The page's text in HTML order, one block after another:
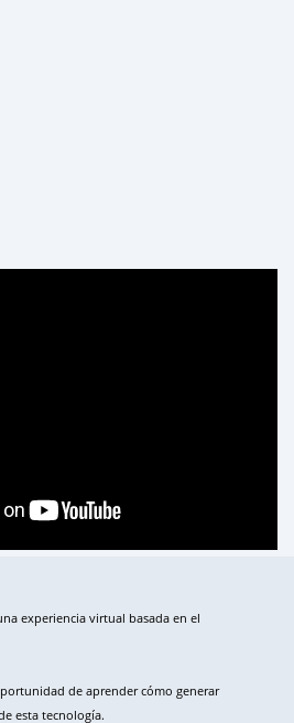
experiencia virtual basada en el
de aprender cómo generar
esta tecnología.